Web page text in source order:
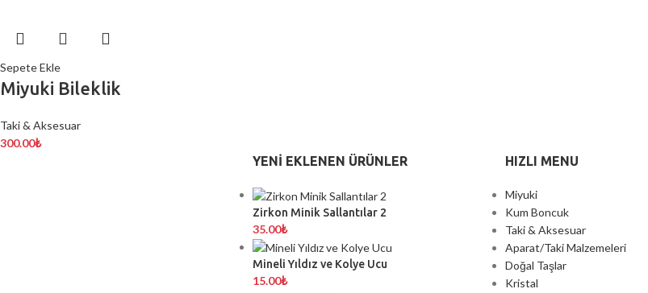
Sepete Ekle
Miyuki Bileklik
Taki & Aksesuar
300.00₺
YENI EKLENEN ÜRÜNLER
Zirkon Minik Sallantılar 2
35.00₺
Mineli Yıldız ve Kolye Ucu
15.00₺
HIZLI MENU
Miyuki
Kum Boncuk
Taki & Aksesuar
Aparat/Taki Malzemeleri
Doğal Taşlar
Kristal